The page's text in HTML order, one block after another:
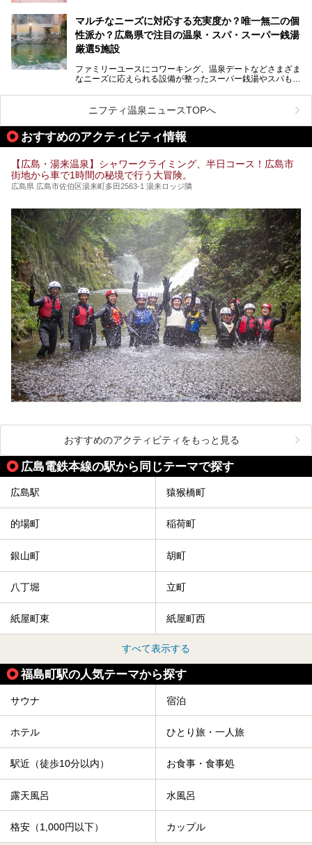
る、広島県でオススメの温泉・銭湯・スパをご紹介していき
ます！
マルチなニーズに対応する充実度か？唯一無二の個
性派か？広島県で注目の温泉・スパ・スーパー銭湯
厳選5施設
ファミリーユースにコワーキング、温泉デートなどさまざま
なニーズに応えられる設備が整ったスーパー銭湯やスパも、
いった個性が魅力の温泉も、どちらも充実している広島県。
今回は、そんな広島県にある温浴施設のなかから、筆者が
「一度訪ねてみたい」と気になっている魅力的な施設を5件
ピックアップして紹介します。
※2021/07/30時点の情報です。
ニフティ温泉ニュースTOPへ
おすすめのアクティビティ情報
【広島・湯来温泉】シャワークライミング、半日コース！広島市
街地から車で1時間の秘境で行う大冒険。
広島県 広島市佐伯区湯来町多田2563-1 湯来ロッジ隣
おすすめのアクティビティをもっと見る
広島電鉄本線の駅から同じテーマで探す
広島駅 猿猴橋町
的場町 稲荷町
銀山町 胡町
八丁堀 立町
紙屋町東 紙屋町西
すべて表示する
福島町駅の人気テーマから探す
サウナ 宿泊
ホテル ひとり旅・一人旅
駅近（徒歩10分以内） お食事・食事処
露天風呂 水風呂
格安（1,000円以下） カップル